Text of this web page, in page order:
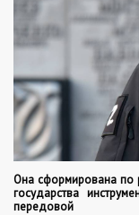
Она сформирована по
государства
передовой